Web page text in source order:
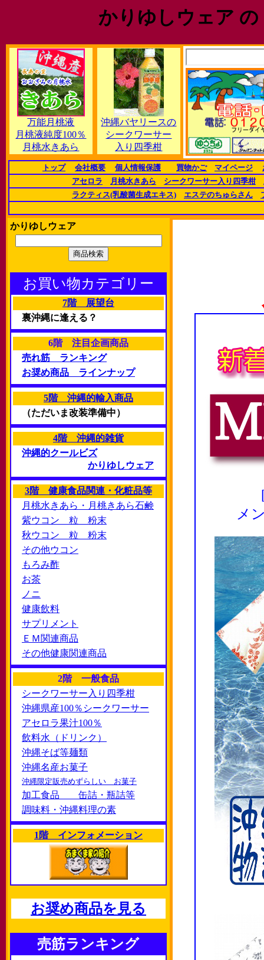
かりゆしウェア
万能月桃液
月桃液純度100％
月桃水きあら
沖縄バヤリースの
シークワーサー
入り四季柑
トップ 会社概要 個人情報保護 買物かご マイページ
アセロラ
月桃水きあら シークワーサー入り四季柑
ラクティス(乳酸菌生成エキス)
エステのちゅらさん
かりゆしウェア
お買い物カテゴリー
7階 展望台
裏沖縄に逢える？
6階 注目企画商品
売れ筋 ランキング
お奨め商品 ラインナップ
5階 沖縄的輸入商品
（ただいま改装準備中）
4階 沖縄的雑貨
沖縄的クールビズ
かりゆしウェア
3階 健康食品関連・化粧品等
月桃水きあら・月桃きあら石鹸
紫ウコン 粒 粉末
秋ウコン 粒 粉末
その他ウコン
もろみ酢
お茶
ノニ
健康飲料
サプリメント
ＥＭ関連商品
その他健康関連商品
2階 一般食品
シークワーサー入り四季柑
沖縄県産100％シークワーサー
アセロラ果汁100％
飲料水（ドリンク）
沖縄そば等麺類
沖縄名産お菓子
沖縄限定販売めずらしい お菓子
加工食品 缶詰・瓶詰等
調味料・沖縄料理の素
1階 インフォメーション
お奨め商品を見る
売筋ランキング
メ